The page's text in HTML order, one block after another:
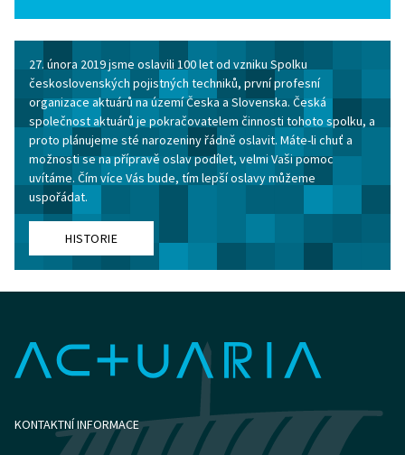
27. února 2019 jsme oslavili 100 let od vzniku Spolku
československých pojistných techniků, první profesní
organizace aktuárů na území Česka a Slovenska. Česká
společnost aktuárů je pokračovatelem činnosti tohoto spolku, a
proto plánujeme sté narozeniny řádně oslavit. Máte-li chuť a
možnosti se na přípravě oslav podílet, velmi Vaši pomoc
uvítáme. Čím více Vás bude, tím lepší oslavy můžeme
uspořádat.
HISTORIE
KONTAKTNÍ INFORMACE